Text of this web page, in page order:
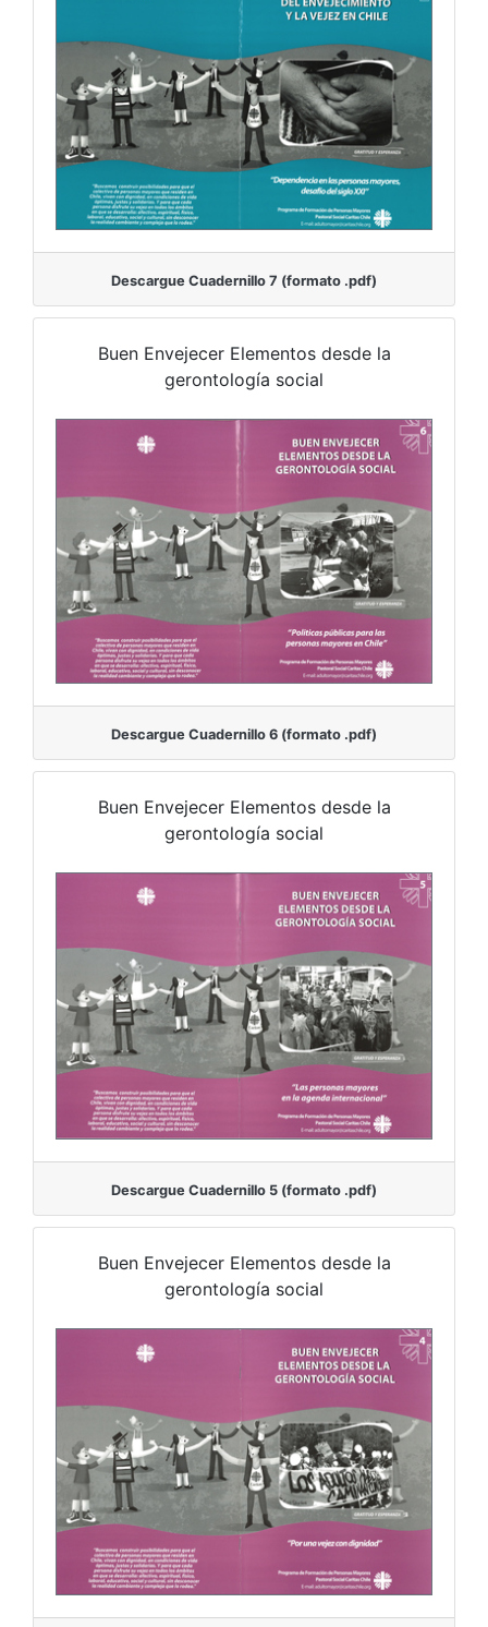
Descargue Cuadernillo 7 (formato .pdf)
Buen Envejecer Elementos desde la
gerontología social
Descargue Cuadernillo 6 (formato .pdf)
Buen Envejecer Elementos desde la
gerontología social
Descargue Cuadernillo 5 (formato .pdf)
Buen Envejecer Elementos desde la
gerontología social